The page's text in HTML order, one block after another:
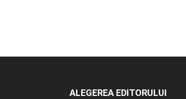
ALEGEREA EDITORULUI